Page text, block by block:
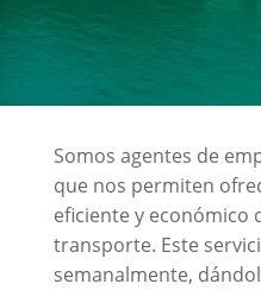
Somos agentes de
que nos permiten
eficiente y económico
transporte. Este
semanalmente,